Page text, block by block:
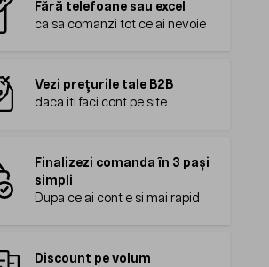
Fără telefoane sau excel
ca sa comanzi tot ce ai nevoie
Vezi prețurile tale B2B
daca iti faci cont pe site
Finalizezi comanda în 3 pași
simpli
Dupa ce ai cont e si mai rapid
Discount pe volum